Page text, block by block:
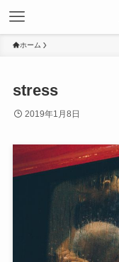
ホーム
stress
2019年1月8日